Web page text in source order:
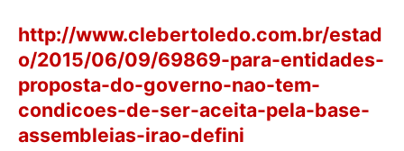
http://www.clebertoledo.com.br/estad
o/2015/06/09/69869-para-entidades-
proposta-do-governo-nao-tem-
condicoes-de-ser-aceita-pela-base-
assembleias-irao-defini